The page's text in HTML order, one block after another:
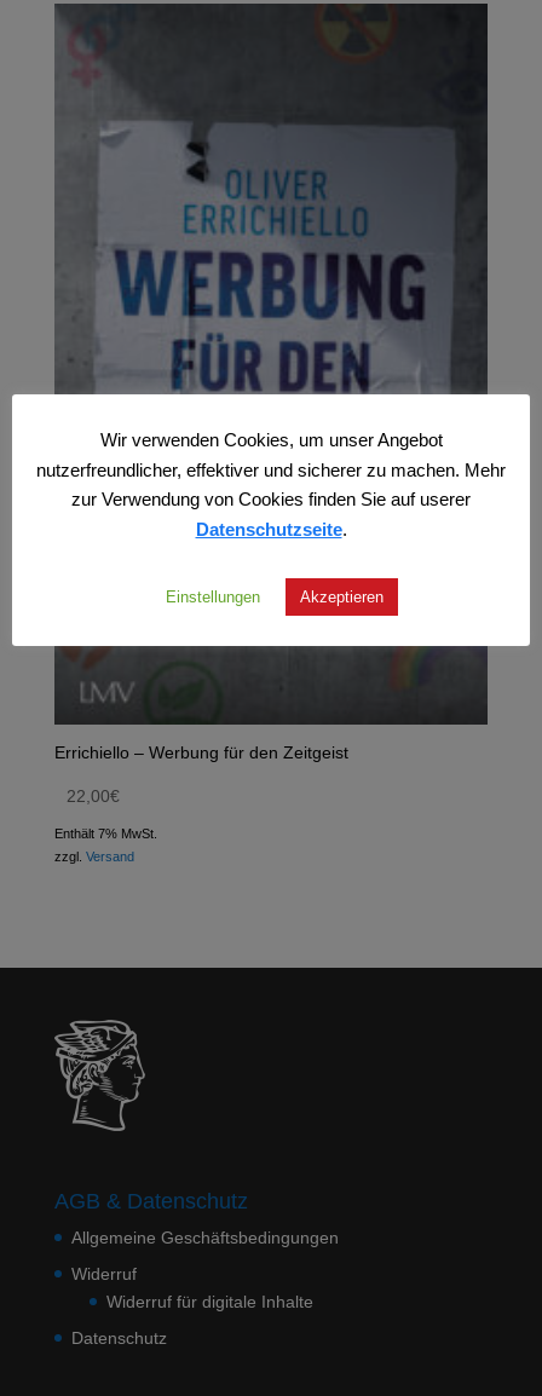
Errichiello – Werbung für den Zeitgeist
22,00€
Enthält 7% MwSt.
zzgl. Versand
AGB & Datenschutz
Allgemeine Geschäftsbedingungen
Widerruf
Widerruf für digitale Inhalte
Datenschutz
Wir verwenden Cookies, um unser Angebot
nutzerfreundlicher, effektiver und sicherer zu machen. Mehr
zur Verwendung von Cookies finden Sie auf userer
Datenschutzseite.
Einstellungen Akzeptieren